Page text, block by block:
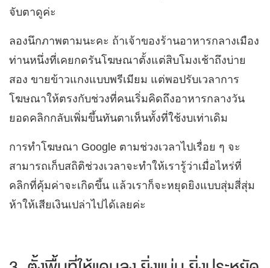
จับตาดูค่ะ
ลองนึกภาพตามนะคะ ถ้าเจ้าของร้านอาหารกลางเมือง
ท่านหนึ่งที่เคยกดรันโฆษณาตั้งแต่สิบโมงเช้าถึงบ่าย
สอง ขายข้าวแกงแบบพรีเมียม แต่พอปรับเวลาการ
โฆษณาให้ตรงกับช่วงที่คนเริ่มคิดถึงอาหารกลางวัน
ยอดคลิกกลับเพิ่มขึ้นทันตาเห็นทั้งที่ใช้งบเท่าเดิม
การทำโฆษณา Google ตามช่วงเวลาไปเรื่อย ๆ จะ
สามารถเก็บสถิติช่วงเวลาจะทำให้เรารู้ว่าเมื่อไหร่ที่
คลิกที่คุ้มค่าจะเกิดขึ้น แล้วเราก็จะหยุดยิงแบบสุ่มสี่สุ่ม
ห้าให้เสียเงินเปล่าไปได้เลยค่ะ